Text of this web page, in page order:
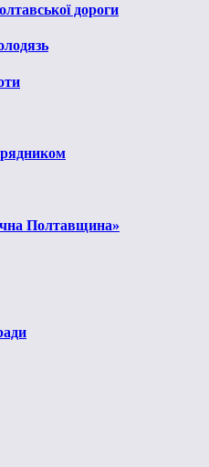
дороги
Полтавщина»